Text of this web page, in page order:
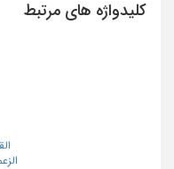
کلیدواژه های مرتبط